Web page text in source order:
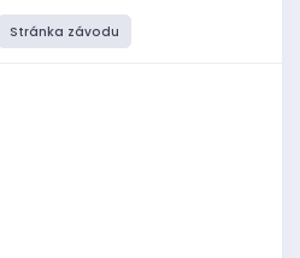
Stránka závodu